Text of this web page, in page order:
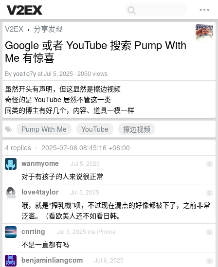
V2EX › 分享发现
Google 或者 YouTube 搜索 Pump With
Me 有惊喜
Byyoa1q7yat Jul 5, 2025 · 2050 views
虽然开头有声明，但这显然是擦边视频
奇怪的是 YouTube 居然不管这一类
同类的博主有好几个，内容、道具一模一样
Pump With Me
YouTube
擦边视频
4 replies • 2025-07-06 08:45:16 +08:00
1
wanmyome Jul 5, 2025
对于有孩子的人来说很正常
2
love4taylor Jul 5, 2025
哦，就是“搾乳機”呗，不过现在漏点的好像都被下了，之前非常
泛滥。（看欧美人还不如看日韩。
3
cnrting Jul 5, 2025 via iPhone
不是一直都有吗
4
benjaminliangcom Jul 6, 2025